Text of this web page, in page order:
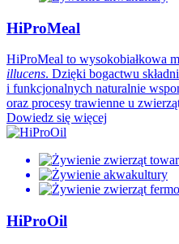
HiProMeal
HiProMeal to wysokobiałkowa
illucens. Dzięki bogactwu
i funkcjonalnych naturalnie
oraz procesy trawienne u
Dowiedz się więcej
HiProOil